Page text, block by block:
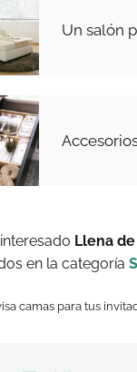
Un salón
Llena
en la categoría
camas para tus